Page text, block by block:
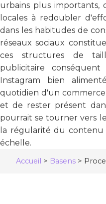
urbains plus importants,
locales à redoubler
dans les habitudes de
réseaux sociaux
ces structures de
publicitaire
Instagram bien
quotidien d'un
et de rester présent
pourrait se tourner vers
la régularité du
échelle.
Accueil > Basens >